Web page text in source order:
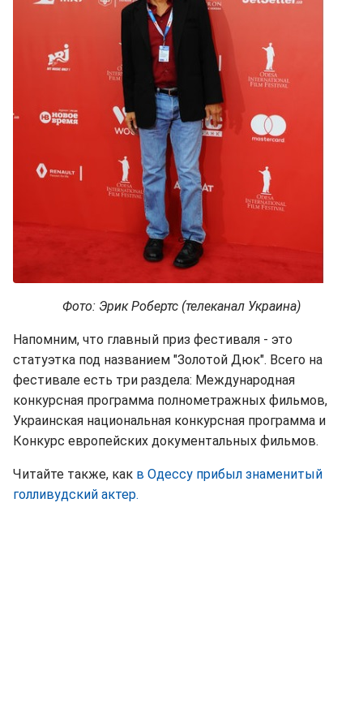
Фото: Эрик Робертс (телеканал Украина)
Напомним, что главный приз фестиваля - это
статуэтка под названием "Золотой Дюк". Всего на
фестивале есть три раздела: Международная
конкурсная программа полнометражных фильмов,
Украинская национальная конкурсная программа и
Конкурс европейских документальных фильмов.
Читайте также, как в Одессу прибыл знаменитый
голливудский актер.